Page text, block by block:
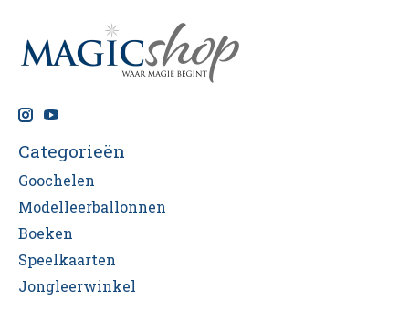
Categorieën
Goochelen
Modelleerballonnen
Boeken
Speelkaarten
Jongleerwinkel